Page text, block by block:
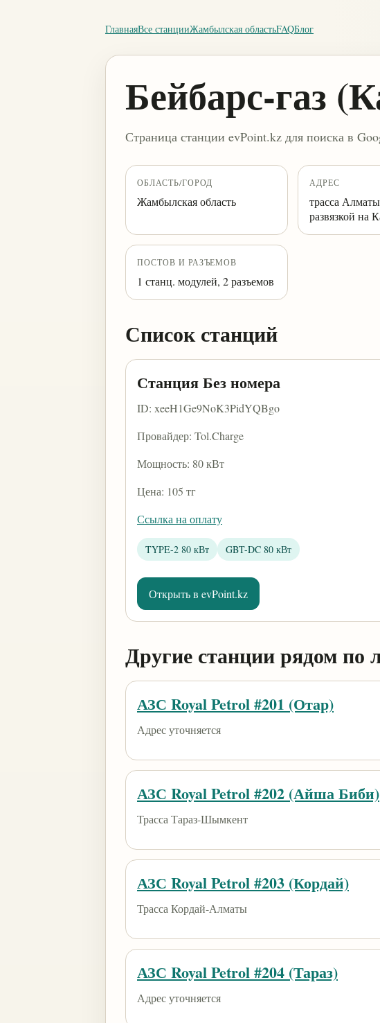
ГлавнаяВсе станцииЖамбылская областьFAQБлог
Бейбарс-газ
Страница станции evPoint.kz для поиска в
ОБЛАСТЬ/ГОРОД
Жамбылская область
АДРЕС
трасса
развязкой на
ПОСТОВ И РАЗЪЕМОВ
1 станц. модулей, 2 разъемов
Список станций
Станция Без номера
ID: xeeH1Ge9NoK3PidYQBgo
Провайдер: Tol.Charge
Мощность: 80 кВт
Цена: 105 тг
Ссылка на оплату
TYPE-2 80 кВт GBT-DC 80 кВт
Открыть в evPoint.kz
Другие станции рядом по
АЗС Royal Petrol #201 (Отар)
Адрес уточняется
АЗС Royal Petrol #202 (Айша Биби)
Трасса Тараз-Шымкент
АЗС Royal Petrol #203 (Кордай)
Трасса Кордай-Алматы
АЗС Royal Petrol #204 (Тараз)
Адрес уточняется